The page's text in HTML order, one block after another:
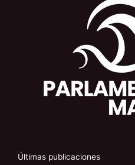
Últimas publicaciones